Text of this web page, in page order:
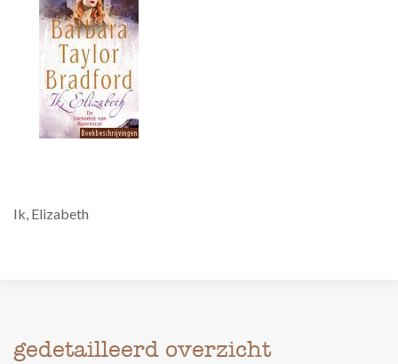
Ik, Elizabeth
gedetailleerd overzicht